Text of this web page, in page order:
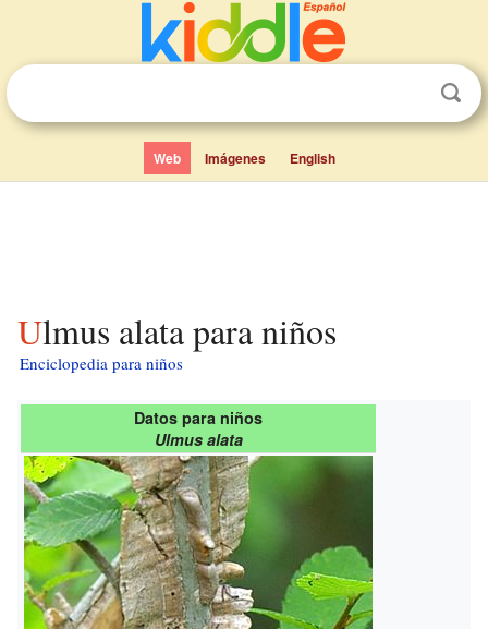
Web Imágenes English
Ulmus alata para niños
Enciclopedia para niños
Datos para niños
Ulmus alata